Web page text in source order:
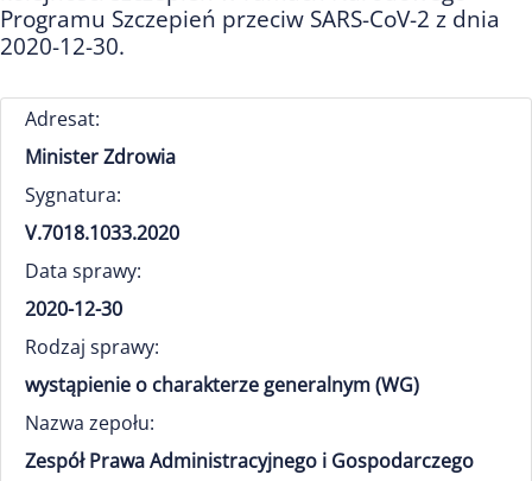
Programu Szczepień przeciw SARS-CoV-2 z dnia
2020-12-30.
Adresat:
Minister Zdrowia
Sygnatura:
V.7018.1033.2020
Data sprawy:
2020-12-30
Rodzaj sprawy:
wystąpienie o charakterze generalnym (WG)
Nazwa zepołu:
Zespół Prawa Administracyjnego i Gospodarczego